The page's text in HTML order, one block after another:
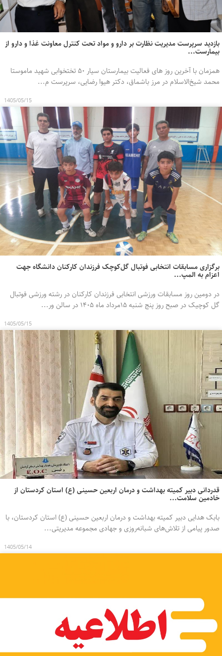
بازدید سرپرست مدیریت نظارت بر دارو و مواد تحت کنترل معاونت غذا و دارو از
بیمارست...
همزمان با آخرین روز های فعالیت بیمارستان سیار ۵۰ تختخوابی شهید ماموستا
محمد شیخ‌الاسلام در مرز باشماق، دکتر هیوا رضایی، سرپرست م...
1405/05/15
برگزاری مسابقات انتخابی فوتبال گل‌کوچک فرزندان کارکنان دانشگاه جهت
اعزام به المپ...
در دومین روز مسابقات ورزشی انتخابی فرزندان کارکنان در رشته ورزشی فوتبال
گل کوچیک در صبح روز پنج شنبه ۱۵مرداد ماه ۱۴۰۵ در سالن ور...
1405/05/15
قدردانی دبیر کمیته بهداشت و درمان اربعین حسینی (ع) استان کردستان از
خادمین سلامت...
بابک هدایی دبیر کمیته بهداشت و درمان اربعین حسینی (ع) استان کردستان، با
صدور پیامی از تلاش‌های شبانه‌روزی و جهادی مجموعه مدیریتی...
1405/05/14